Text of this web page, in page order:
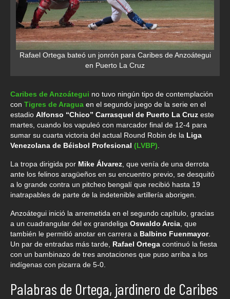
Rafael Ortega bateó un jonrón para Caribes de Anzoátegui
en Puerto La Cruz
Caribes de Anzoátegui no tuvo ningún tipo de contemplación
con Tigres de Aragua en el segundo juego de la serie en el
estadio Alfonso “Chico” Carrasquel de Puerto La Cruz este
martes, cuando los vapuleó con marcador final de 12-4 para
sumar su cuarta victoria del actual Round Robin de la Liga
Venezolana de Béisbol Profesional (LVBP)
La tropa dirigida por Mike Álvarez , que venía de una derrota
ante los felinos aragüeños en su encuentro previo, se desquitó
a lo grande contra un pitcheo bengalí que recibió hasta 19
inatrapables de parte de la indetenible artillería aborigen.
Anzoátegui inició la arremetida en el segundo capítulo, gracias
a un cuadrangular del ex grandeliga Oswaldo Arcia , que
también le permitió anotar en carrera a Balbino Fuenmayor.
Un par de entradas más tarde, Rafael Ortega continuó la fiesta
con un bambinazo de tres anotaciones que puso arriba a los
indígenas con pizarra de 5-0.
Palabras de Ortega, jardinero de Caribes